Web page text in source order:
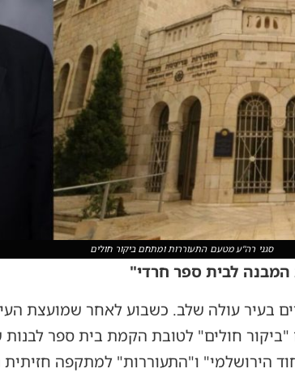
סגני רה"ע מטעם התעוררות ומתחם ביקור חולים
לבית ספר חרדי"
בעיר עולה שלב. כשבוע לאחר שמועצת
חולים" לטובת הקמת בית ספר
הירושלמי" ו"התעוררות" למתקפה